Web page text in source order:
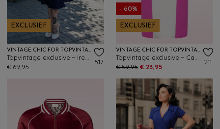
EXCLUSIEF
VINTAGE CHIC FOR TOPVINTAGE
€ 69,95
517
- 60%
EXCLUSIEF
VINTAGE CHIC FOR TOPVINTAGE
€ 59,95 € 23,95
211